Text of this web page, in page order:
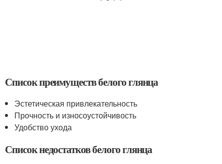
Список преимуществ белого глянца
Эстетическая привлекательность
Прочность и износоустойчивость
Удобство ухода
Список недостатков белого глянца